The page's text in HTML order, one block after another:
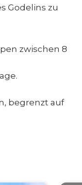
Godelins zu
zwischen 8
begrenzt auf